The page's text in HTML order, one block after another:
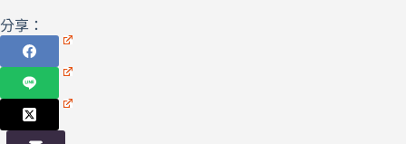
分享：